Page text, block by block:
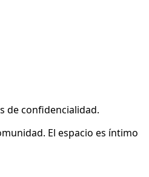
de confidencialidad.
El espacio es íntimo